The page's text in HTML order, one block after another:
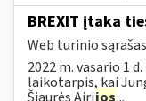
BREXIT įtaka
Web turinio sąrašas
2022 m. vasario 1
laikotarpis, kai
Šiaurės Airijos...